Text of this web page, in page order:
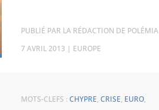
PAR LA RÉDACTION DE POLÉMIA
7 AVRIL 2013 | EUROPE
MOTS-CLEFS : CHYPRE, CRISE, EURO,